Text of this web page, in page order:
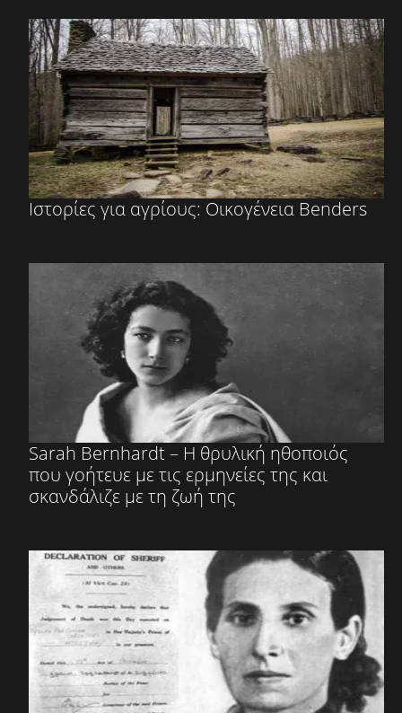
Ιστορίες για αγρίους: Οικογένεια Benders
Sarah Bernhardt – Η θρυλική ηθοποιός
που γοήτευε με τις ερμηνείες της και
σκανδάλιζε με τη ζωή της